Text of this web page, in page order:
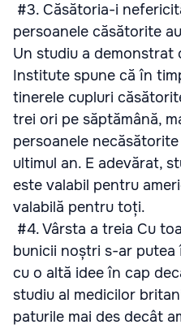
#3. Căsătoria-i
persoanele căsătorite
Un studiu a demonstrat
Institute spune că în
tinerele cupluri
trei ori pe săptămână,
persoanele
ultimul an. E adevărat,
este valabil pentru
valabilă pentru toți.
#4. Vârsta a treia Cu
bunicii noștri s-ar
cu o altă idee în cap
studiu al medicilor
paturile mai des decât